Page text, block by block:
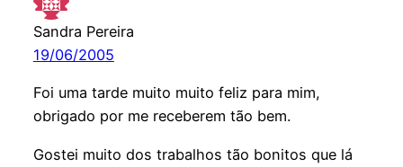
Sandra Pereira
19/06/2005
Foi uma tarde muito muito feliz para mim,
obrigado por me receberem tão bem.
Gostei muito dos trabalhos tão bonitos que lá